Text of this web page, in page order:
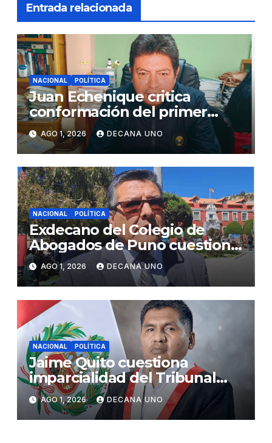
Entrada relacionada
NACIONAL POLÍTICA
Juan Echenique critica
conformación del primer
gabinete ministerial de Keiko
Fujimori
AGO 1, 2026 DECANA UNO
NACIONAL POLÍTICA
Exdecano del Colegio de
Abogados de Puno cuestiona
propuestas sobre seguridad
ciudadana
AGO 1, 2026 DECANA UNO
NACIONAL POLÍTICA
Jaime Quito cuestiona
imparcialidad del Tribunal
Constitucional tras liberación
de Ollanta Humala
AGO 1, 2026 DECANA UNO